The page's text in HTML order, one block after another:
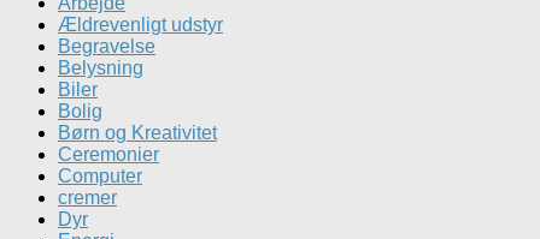
Ældrevenligt udstyr
Begravelse
Belysning
Biler
Bolig
Børn og Kreativitet
Ceremonier
Computer
cremer
Dyr